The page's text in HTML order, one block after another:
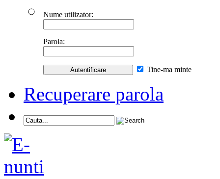
Nume utilizator:
Parola:
Tine-ma minte
Recuperare parola